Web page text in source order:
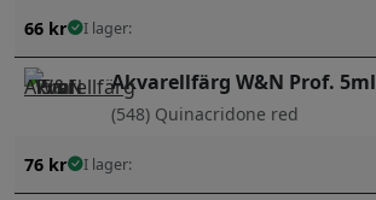
66 kr I lager:
Akvarellfärg W&N Prof. 5ml
(548) Quinacridone red
76 kr I lager: